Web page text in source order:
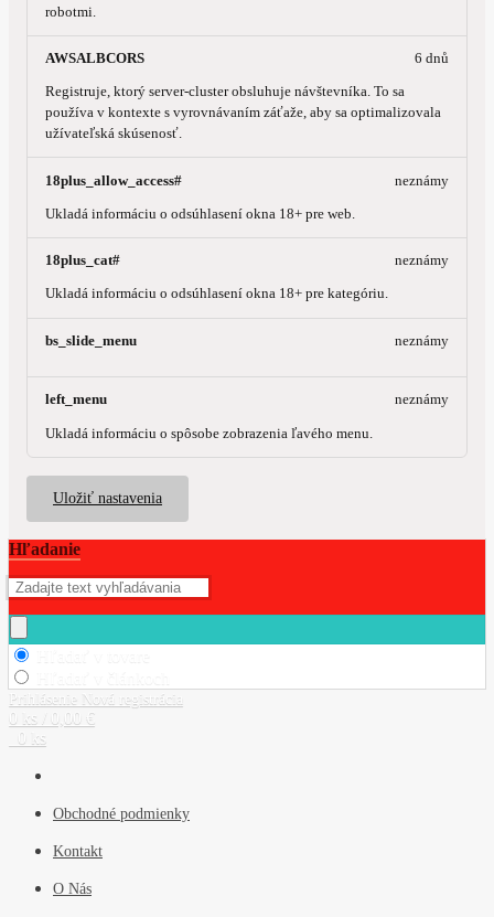
robotmi.
AWSALBCORS
Registruje, ktorý server-cluster obsluhuje návštevníka. To sa
používa v kontexte s vyrovnávaním záťaže, aby sa optimalizovala
užívateľská skúsenosť.
6 dnů
18plus_allow_access#
Ukladá informáciu o odsúhlasení okna 18+ pre web.
neznámy
18plus_cat#
Ukladá informáciu o odsúhlasení okna 18+ pre kategóriu.
neznámy
bs_slide_menu neznámy
left_menu
Ukladá informáciu o spôsobe zobrazenia ľavého menu.
neznámy
Uložiť nastavenia
Hľadanie
Prihlásenie Nová registrácia
0 ks / 0,00 €
0 ks
Obchodné podmienky
Kontakt
O Nás